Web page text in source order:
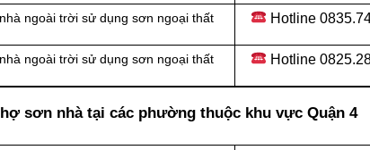
ngoài trời sử dụng sơn ngoại thất
Hotline
ngoài trời sử dụng sơn ngoại thất
Hotline
sơn nhà tại các phường thuộc khu vực Quận 4